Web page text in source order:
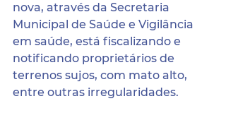
nova, através da Secretaria
Municipal de Saúde e Vigilância
em saúde, está fiscalizando e
notificando proprietários de
terrenos sujos, com mato alto,
entre outras irregularidades.